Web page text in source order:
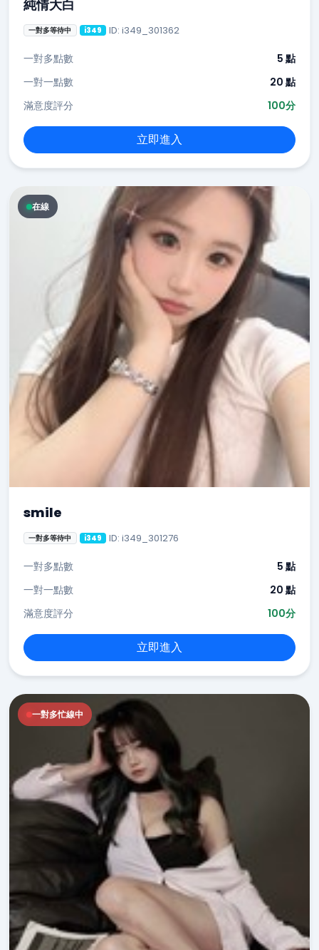
純情大白
一對多等待中 i349 ID: i349_301362
一對多點數
5 點
一對一點數
20 點
滿意度評分
100分
立即進入
在線
smile
一對多等待中 i349 ID: i349_301276
一對多點數
5 點
一對一點數
20 點
滿意度評分
100分
立即進入
一對多忙線中